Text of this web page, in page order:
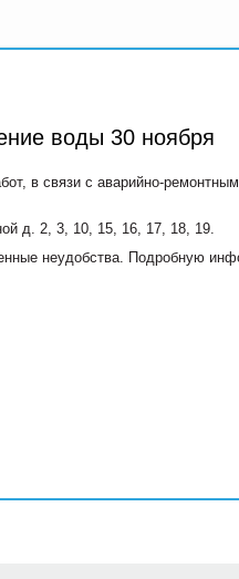
воды 30 ноября
в связи с аварийно-
д. 2, 3, 10, 15, 16, 17, 18, 19.
неудобства. Подробную